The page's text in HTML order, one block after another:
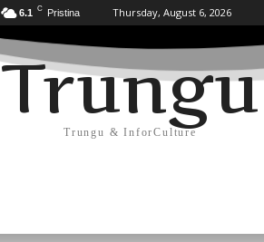
6.1 C Pristina Thursday, August 6, 2026
Trungu
Trungu & InforCulture